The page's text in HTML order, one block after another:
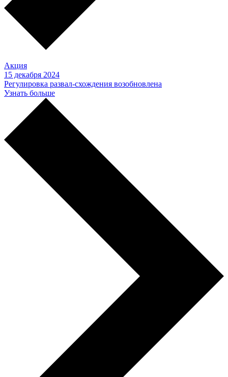
Акция
15 декабря 2024
Регулировка развал-схождения возобновлена
Узнать больше